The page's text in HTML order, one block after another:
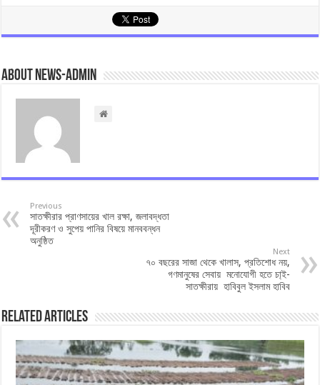
About news-admin
Previous
সাতক্ষীরার প্রাণসায়ের খাল রক্ষা, জলাবদ্ধতা
দূরীকরণ ও সুপেয় পানির বিষয়ে মানববন্ধন
অনুষ্ঠিত
Next
৭০ বছরের সাজা থেকে খালাস, প্রতিশোধ নয়,
গণমানুষের সেবায় মনোযোগী হতে চা্ই-
সাতক্ষীরায় হাবিবুল ইসলাম হাবিব
Related Articles